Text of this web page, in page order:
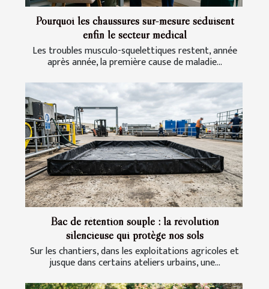
Pourquoi les chaussures sur-mesure séduisent
enfin le secteur médical
Les troubles musculo-squelettiques restent, année
après année, la première cause de maladie...
Bac de rétention souple : la révolution
silencieuse qui protège nos sols
Sur les chantiers, dans les exploitations agricoles et
jusque dans certains ateliers urbains, une...